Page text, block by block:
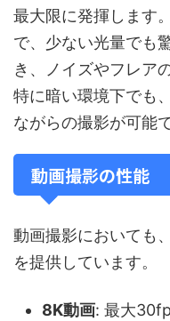
最大限に発揮します
で、少ない光量でも
き、ノイズやフレア
特に暗い環境下でも
ながらの撮影が可能で
動画撮影の性能
動画撮影においても
を提供しています。
8K動画: 最大